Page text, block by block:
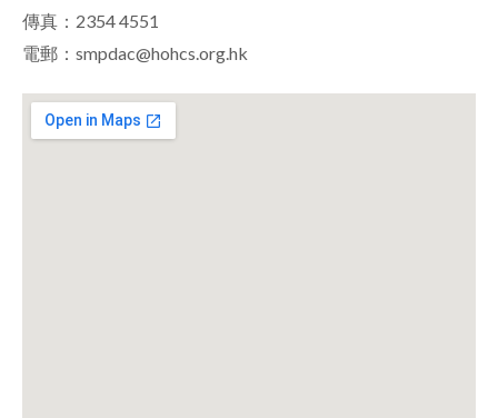
傳真：2354 4551
電郵：smpdac@hohcs.org.hk